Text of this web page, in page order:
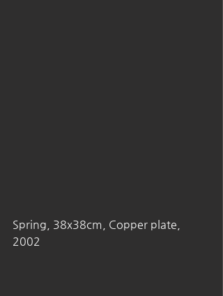
Spring, 38x38cm, Copper plate,
2002